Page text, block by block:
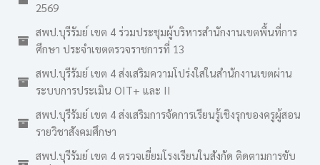
2569
สพป.บุรีรัมย์ เขต 4 ร่วมประชุมผู้บริหารสำนักงานเขตพื้นที่การ
ศึกษา ประจำเขตตรวจราชการที่ 13
สพป.บุรีรัมย์ เขต 4 ส่งเสริมความโปร่งใสในสำนักงานเขตผ่าน
ระบบการประเมิน OIT+ และ II
สพป.บุรีรัมย์ เขต 4 ส่งเสริมการจัดการเรียนรู้เชิงรุกของครูผู้สอน
รายวิชาสังคมศึกษา
สพป.บุรีรัมย์ เขต 4 ตรวจเยี่ยมโรงเรียนในสังกัด ติดตามการขับ